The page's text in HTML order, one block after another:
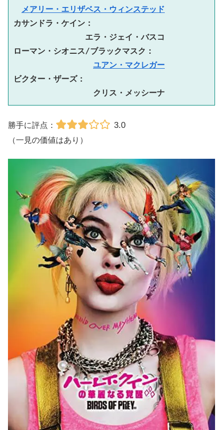
メアリー・エリザベス・ウィンステッド
カサンドラ・ケイン：
エラ・ジェイ・バスコ
ローマン・シオニス/ブラックマスク：
ユアン・マクレガー
ビクター・ザーズ：
クリス・メッシーナ
勝手に評点： 3.0
（一見の価値はあり）